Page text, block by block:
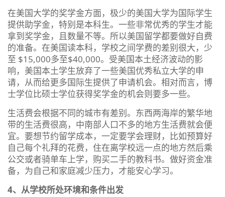
在美国大学的奖学金方面，极少的美国大学为国际学生
提供助学金，特别是本科生。一些非常优秀的学生才能
拿到奖学金，且数量不等。所以美国留学都要做好自费
的准备。在美国读本科，学校之间学费的差别很大，少
至 $15,000多至$40,000。受美国本土经济波动的影
响，美国本土学生放弃了一些美国优秀私立大学的申
请，从而给更多国际生提供了申请机会。相对而言，博
士学位比硕士学位获得奖学金的机会则要多一些。
生活费会根据不同的城市有差别。东西两海岸的繁华地
带的生活费很高，中南部人口不多的地方生活费就会便
宜。要想节约留学成本，一定要学会理财，比如预算好
自己每个礼拜的花费，住在离学校远一点的地方然后乘
公交或者骑单车上学，购买二手的教科书。做好资金准
备，为自己和家庭减少压力，才能安心学习。
4、从学校所处环境和条件出发